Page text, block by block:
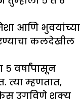
आणि भुवयांच्या
कलदेखील
वर्षांपासून
त्या म्हणतात,
उगविणे शक्य